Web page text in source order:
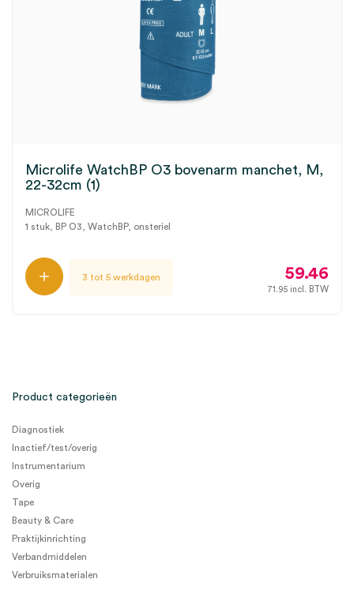
Microlife WatchBP O3 bovenarm manchet, M,
22-32cm (1)
MICROLIFE
1 stuk, BP O3, WatchBP, onsteriel
3 tot 5 werkdagen 59.46
71.95 incl. BTW
Product categorieën
Diagnostiek
Inactief/test/overig
Instrumentarium
Overig
Tape
Beauty & Care
Praktijkinrichting
Verbandmiddelen
Verbruiksmaterialen